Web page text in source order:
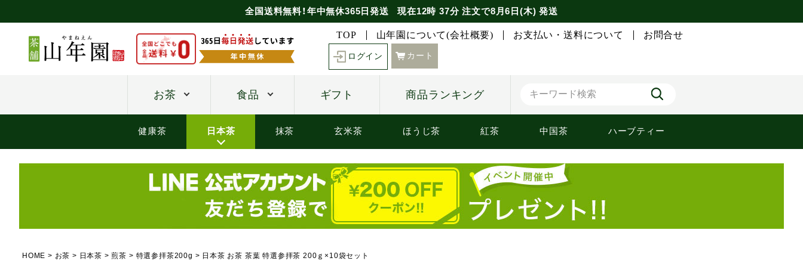
全国送料無料！年中無休365日発送 現在12時 37分注文で8月6日(木) 発送
TOP 山年園について(会社概要) お支払い・送料について お問合せ
ログイン カート
お茶 食品 ギフト 商品ランキング
健康茶 日本茶 抹茶 玄米茶 ほうじ茶 紅茶 中国茶 ハーブティー
HOME お茶 日本茶 煎茶 特選参拝茶200g 日本茶 お茶 茶葉 特選参拝茶 200ｇ×10袋セット